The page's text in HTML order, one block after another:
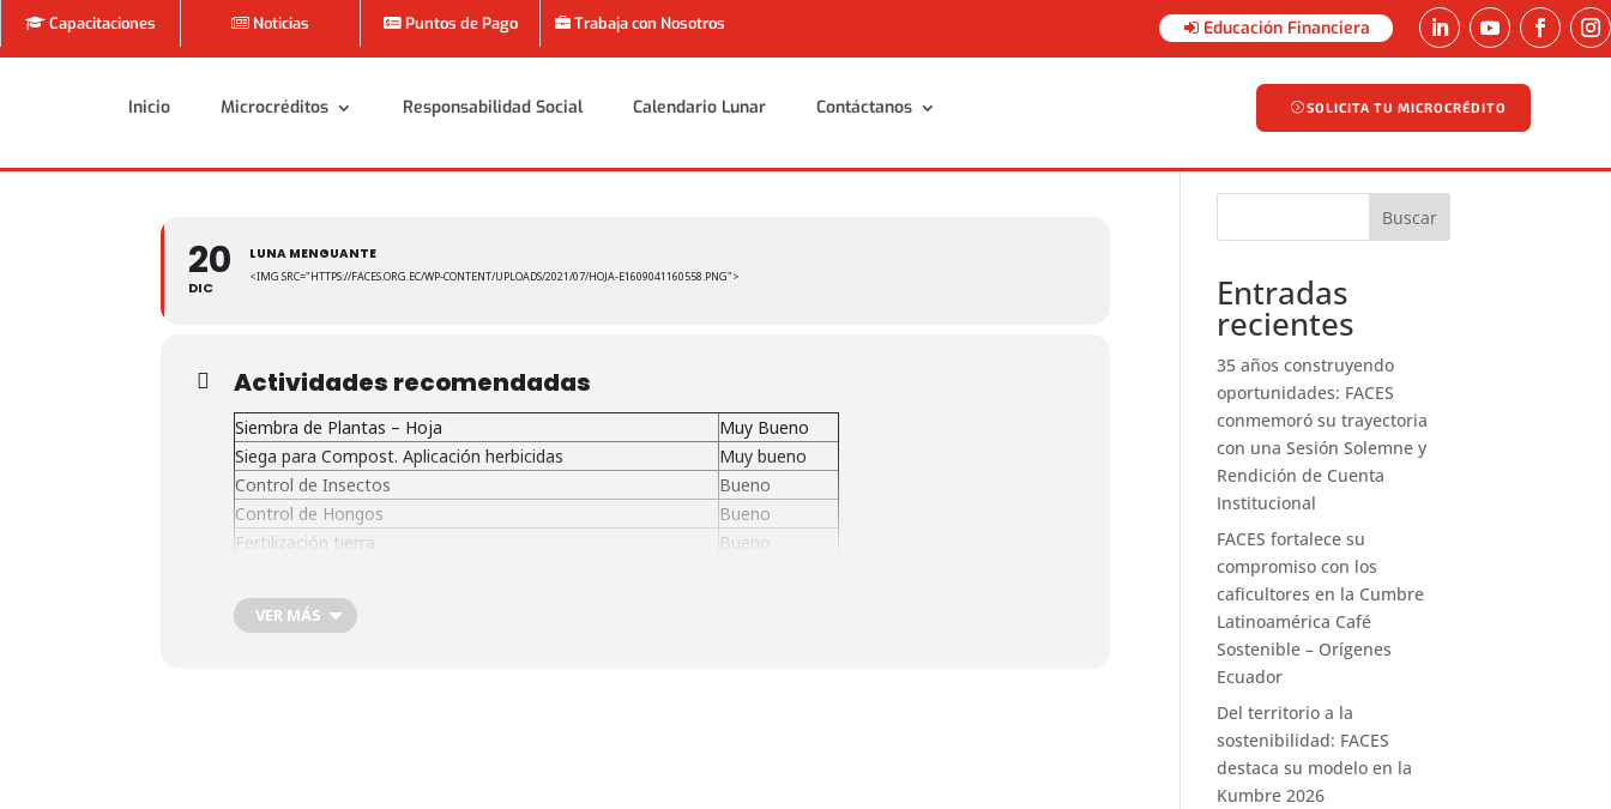
Capacitaciones Noticias Puntos de Pago Trabaja con Nosotros Educación Financiera
Inicio Microcréditos Responsabilidad Social Calendario Lunar Contáctanos SOLICITA TU MICROCRÉDITO
Inicio Microcréditos Responsabilidad Social Calendario Lunar Contáctanos SOLICITA TU MICROCRÉDITO
20
DIC
LUNA MENGUANTE
<IMG SRC="HTTPS://FACES.ORG.EC/WP-CONTENT/UPLOADS/2021/07/HOJA-E1609041160558.PNG">
Actividades recomendadas
Siembra de Plantas – Hoja
Muy Bueno
Siega para Compost. Aplicación herbicidas
Muy bueno
Control de Insectos
Bueno
Control de Hongos
Bueno
Fertilización tierra
Bueno
Riego General
VER MÁS
Buscar
Entradas
recientes
35 años construyendo
oportunidades: FACES
conmemoró su trayectoria
con una Sesión Solemne y
Rendición de Cuenta
Institucional
FACES fortalece su
compromiso con los
caficultores en la Cumbre
Latinoamérica Café
Sostenible – Orígenes
Ecuador
Del territorio a la
sostenibilidad: FACES
destaca su modelo en la
Kumbre 2026